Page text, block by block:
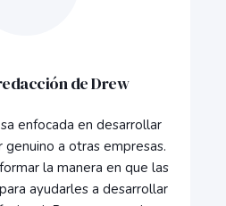
de Drew
enfocada en desarrollar
a otras empresas.
la manera en que las
ayudarles a desarrollar